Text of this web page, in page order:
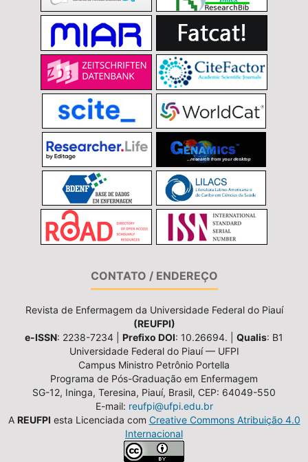
CONTATO / ENDEREÇO
Revista de Enfermagem da Universidade Federal do Piauí
(REUFPI)
e-ISSN: 2238-7234 | Prefixo DOI: 10.26694. | Qualis: B1
Universidade Federal do Piauí — UFPI
Campus Ministro Petrônio Portella
Programa de Pós-Graduação em Enfermagem
SG-12, Ininga, Teresina, Piauí, Brasil, CEP: 64049-550
E-mail: reufpi@ufpi.edu.br
A REUFPI esta Licenciada com Creative Commons Atribuição 4.0
Internacional